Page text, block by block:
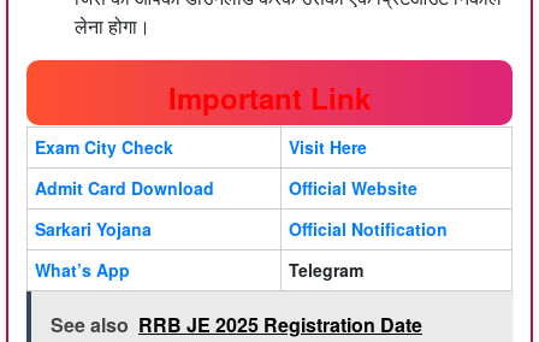
लेना होगा।
Important Link
Exam City Check
Visit Here
Admit Card Download
Official Website
Sarkari Yojana
Official Notification
What’s App
Telegram
See also RRB JE 2025 Registration Date